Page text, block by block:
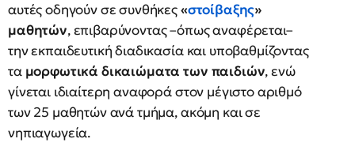
αυτές οδηγούν σε συνθήκες«στοίβαξης»
μαθητών, επιβαρύνοντας –όπως αναφέρεται–
την εκπαιδευτική διαδικασία και υποβαθμίζοντας
τα μορφωτικά δικαιώματα των παιδιών, ενώ
γίνεται ιδιαίτερη αναφορά στον μέγιστο αριθμό
των 25 μαθητών ανά τμήμα, ακόμη και σε
νηπιαγωγεία.